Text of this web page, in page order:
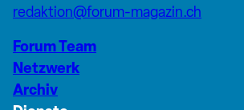
redaktion@forum-magazin.ch
Forum Team
Netzwerk
Archiv